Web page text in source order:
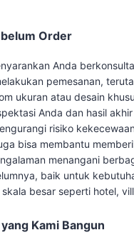
Order
Anda
pemesanan,
ukuran atau desain
Anda dan hasil
risiko
bisa membantu
menangani
baik untuk
besar seperti hotel,
Kami Bangun